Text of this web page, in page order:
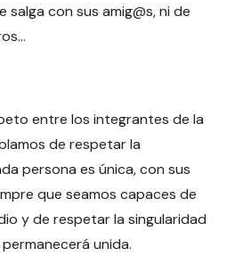
con sus amig@s, ni de
entre los integrantes de la
de respetar la
persona es única, con sus
que seamos capaces de
y de respetar la singularidad
unida.